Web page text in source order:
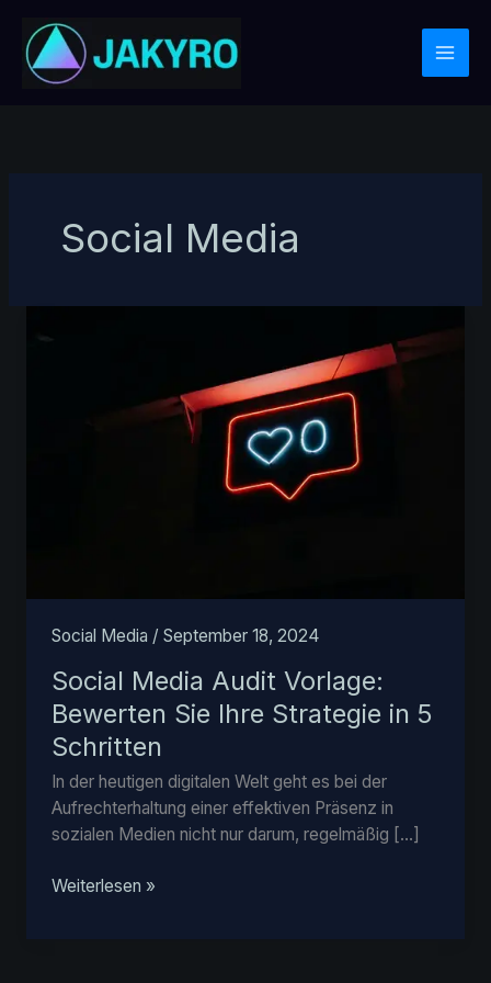
Inhalt
springen
Social Media
Social Media /September 18, 2024
Social Media Audit Vorlage:
Bewerten Sie Ihre Strategie in 5
Schritten
In der heutigen digitalen Welt geht es bei der
Aufrechterhaltung einer effektiven Präsenz in
sozialen Medien nicht nur darum, regelmäßig […]
Social
Weiterlesen »